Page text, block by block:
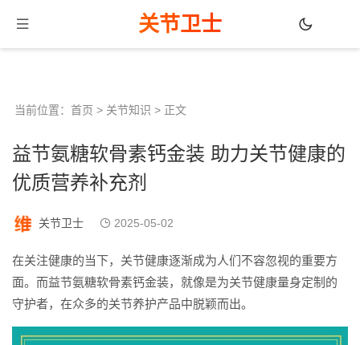
关节卫士
当前位置： 首页 > 关节知识 > 正文
益节氨糖软骨素钙金装 助力关节健康的
优质营养补充剂
关节卫士 2025-05-02
在关注健康的当下，关节健康逐渐成为人们不容忽视的重要方
面。而益节氨糖软骨素钙金装，就像是为关节健康量身定制的
守护者，在众多的关节养护产品中脱颖而出。